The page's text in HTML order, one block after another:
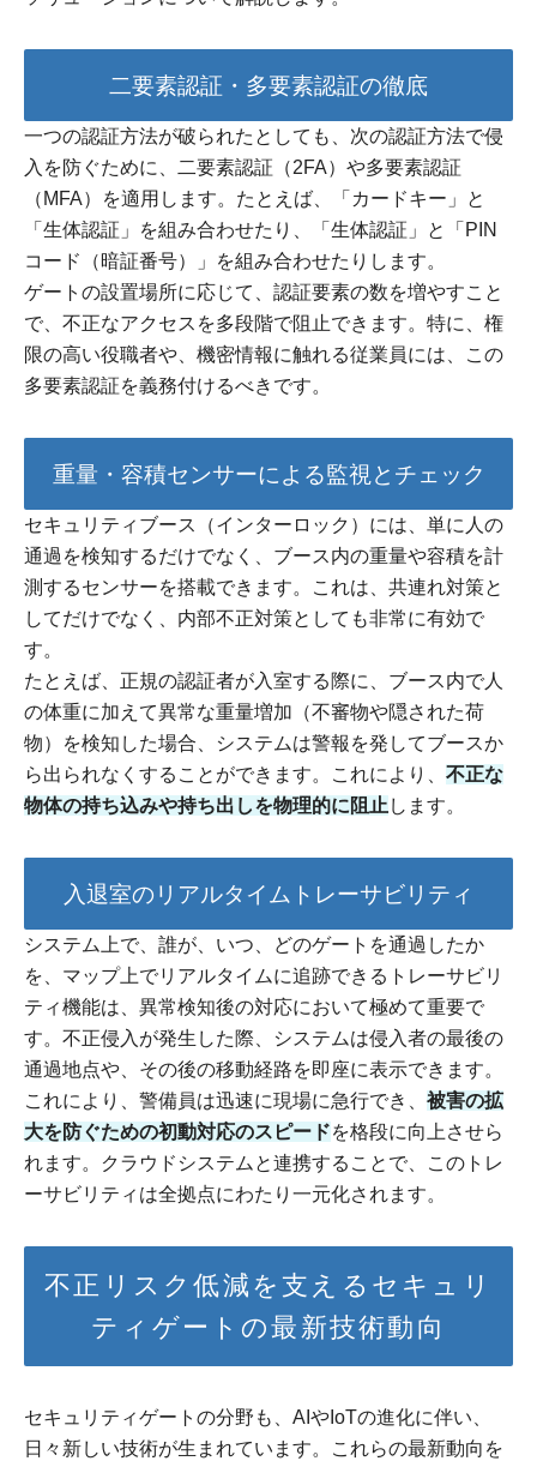
二要素認証・多要素認証の徹底
一つの認証方法が破られたとしても、次の認証方法で侵
入を防ぐために、二要素認証（2FA）や多要素認証
（MFA）を適用します。たとえば、「カードキー」と
「生体認証」を組み合わせたり、「生体認証」と「PIN
コード（暗証番号）」を組み合わせたりします。
ゲートの設置場所に応じて、認証要素の数を増やすこと
で、不正なアクセスを多段階で阻止できます。特に、権
限の高い役職者や、機密情報に触れる従業員には、この
多要素認証を義務付けるべきです。
重量・容積センサーによる監視とチェック
セキュリティブース（インターロック）には、単に人の
通過を検知するだけでなく、ブース内の重量や容積を計
測するセンサーを搭載できます。これは、共連れ対策と
してだけでなく、内部不正対策としても非常に有効で
す。
たとえば、正規の認証者が入室する際に、ブース内で人
の体重に加えて異常な重量増加（不審物や隠された荷
物）を検知した場合、システムは警報を発してブースか
ら出られなくすることができます。これにより、 不正な
物体の持ち込みや持ち出しを物理的に阻止 します。
入退室のリアルタイムトレーサビリティ
システム上で、誰が、いつ、どのゲートを通過したか
を、マップ上でリアルタイムに追跡できるトレーサビリ
ティ機能は、異常検知後の対応において極めて重要で
す。不正侵入が発生した際、システムは侵入者の最後の
通過地点や、その後の移動経路を即座に表示できます。
これにより、警備員は迅速に現場に急行でき、 被害の拡
大を防ぐための初動対応のスピードを格段に向上させら
れます。クラウドシステムと連携することで、このトレ
ーサビリティは全拠点にわたり一元化されます。
不正リスク低減を支えるセキュリ
ティゲートの最新技術動向
セキュリティゲートの分野も、AIやIoTの進化に伴い、
日々新しい技術が生まれています。これらの最新動向を